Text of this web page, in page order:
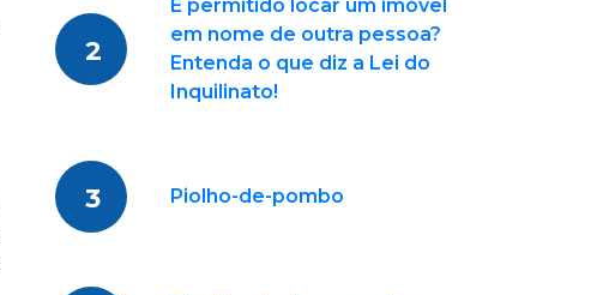
2
É permitido locar um imóvel
em nome de outra pessoa?
Entenda o que diz a Lei do
Inquilinato!
3 Piolho-de-pombo